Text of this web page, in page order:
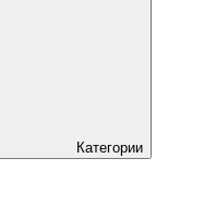
Категории